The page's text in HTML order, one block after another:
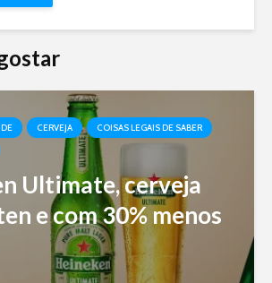
CERVEJA
COISAS LEGAIS DE SABER
Ultimate, cerveja
e com 30% menos